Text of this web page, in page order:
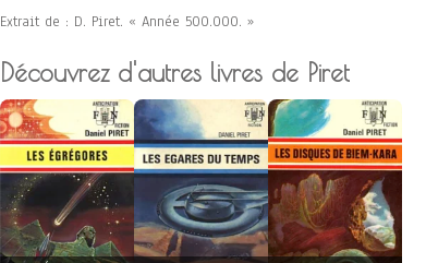
Extrait de : D. Piret. « Année 500.000. »
Découvrez d'autres livres de Piret